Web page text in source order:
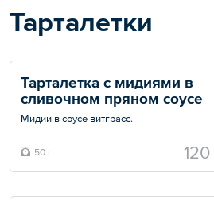
Тарталетки
Тарталетка с мидиями в
сливочном пряном соусе
Мидии в соусе витграсс.
Общий вес – 50 г
50 г